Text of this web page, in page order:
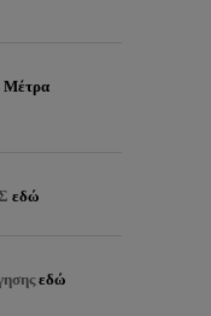
Μέτρα
εδώ
εδώ